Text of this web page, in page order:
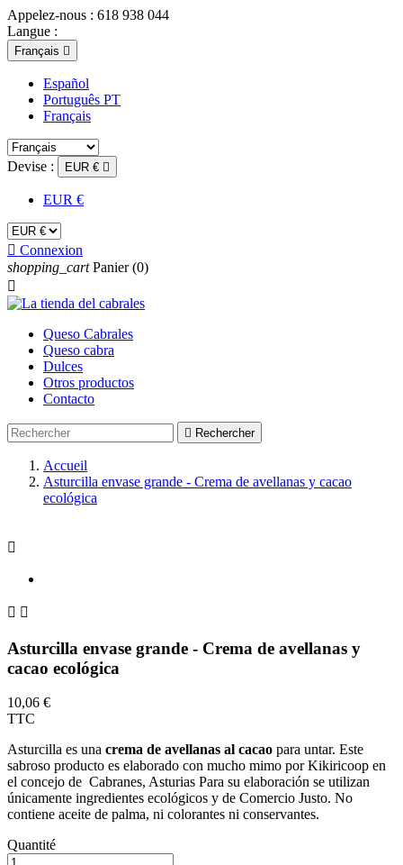
Appelez-nous : 618 938 044
Langue :
Français 
Español
Português PT
Français
Devise : EUR € 
EUR €
 Connexion
shopping_cart Panier (0)

Queso Cabrales
Queso cabra
Dulces
Otros productos
Contacto
 Rechercher
Accueil
Asturcilla envase grande - Crema de avellanas y cacao
ecológica

 
Asturcilla envase grande - Crema de avellanas y
cacao ecológica
10,06 €
TTC
Asturcilla es una crema de avellanas al cacao para untar. Este
sabroso producto es elaborado con mucho mimo por Kikiricoop en
el concejo de Cabranes, Asturias Para su elaboración se utilizan
únicamente ingredientes ecológicos y de Comercio Justo. No
contiene aceite de palma, ni colorantes ni conservantes.
Quantité